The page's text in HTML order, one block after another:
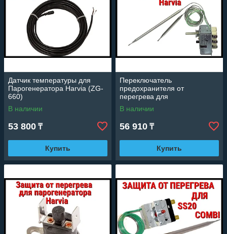
Датчик температуры для
Парогенератора Harvia (ZG-
660)
В наличии
53 800 ₸
Купить
Переключатель
предохранителя от
перегрева для
Парогенератора Harvia
(Термостат)
В наличии
56 910 ₸
Купить